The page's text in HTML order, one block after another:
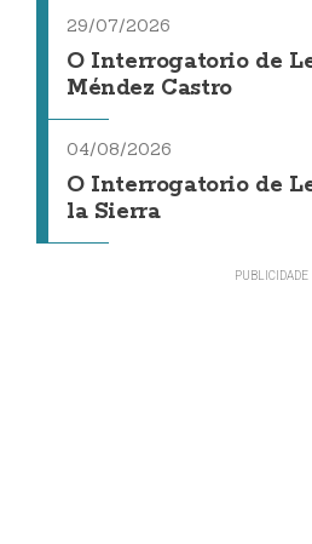
29/07/2026
O Interrogatorio de
Méndez Castro
04/08/2026
O Interrogatorio de
la Sierra